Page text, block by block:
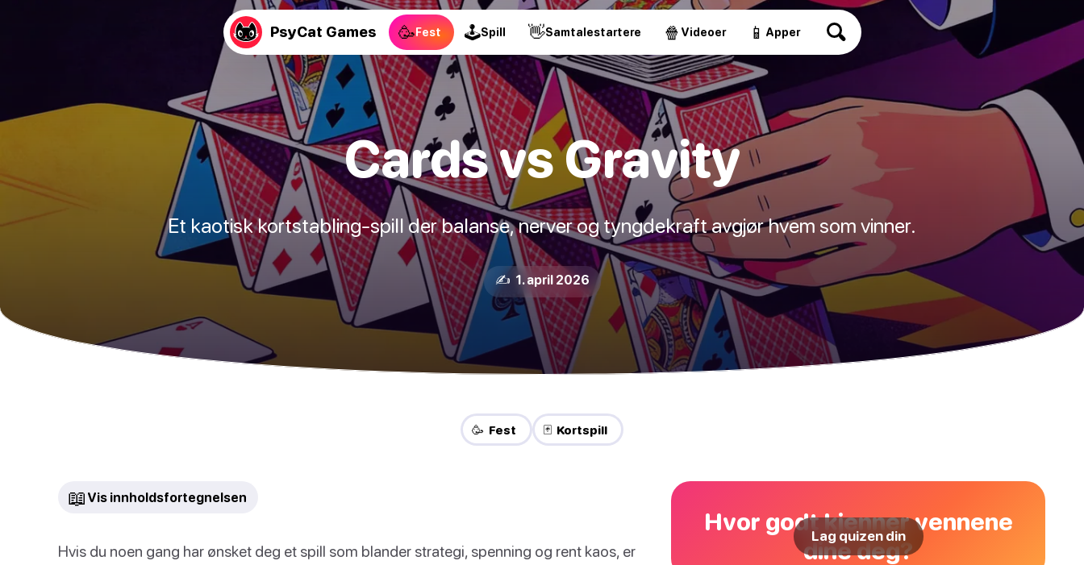
PsyCat Games 🥳Fest 🕹Spill 👋Samtalestartere 🍿 Videoer 📱 Apper
Cards vs Gravity
Et kaotisk kortstabling-spill der balanse, nerver og tyngdekraft avgjør hvem som vinner.
✍️ 1. april 2026
🥳 Fest 🃏 Kortspill
📖 Vis innholdsfortegnelsen
Hvis du noen gang har ønsket deg et spill som blander strategi, spenning og rent kaos, er
Hvor godt kjenner vennene
dine deg?
Lag quizen din